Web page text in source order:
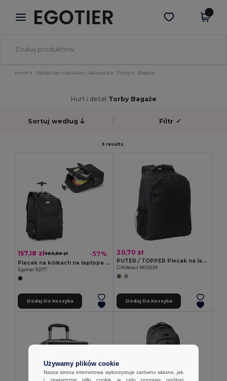
× Aplikacja Egotier
Lepsze ceny w aplikacji!
Pobierz app
Home Odzież bez nadruków | Akcesoria Torby Bagaże
Hurt i detal Torby Bagaże
Sortuj według Filtr ✓
5 results.
157,18 zł363,86 zł -57%
Plecak na kółkach na laptopa 17" z 1680D i 300D
Egotier 92177
Dodaj Do Koszyka
20,70 zł
PUTER / TOPPER Plecak na laptop 15 cali
GiftRetail MO2559
Dodaj Do Koszyka
Używamy plików cookie
Nasza strona internetowa wykorzystuje zarówno własne, jak
i zewnętrzne pliki cookie w celu poprawy ogólnej